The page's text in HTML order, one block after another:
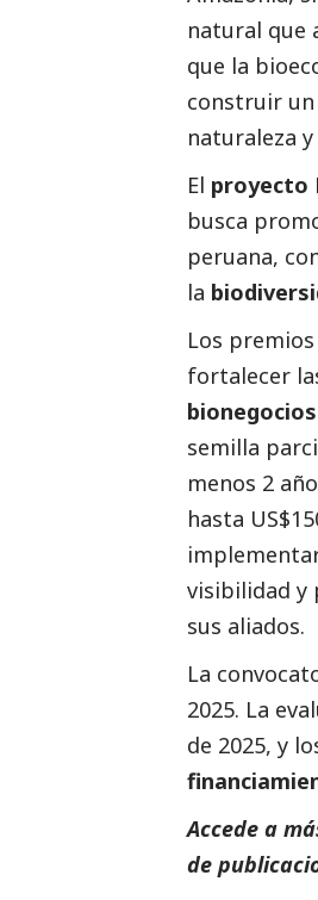
natural que
que la
construir
naturaleza
El proyecto
busca
peruana,
la
Los
fortalecer
bionegocios
semilla
menos 2
hasta
visibilidad y
sus aliados.
La
2025. La
de 2025, y
Accede a
de